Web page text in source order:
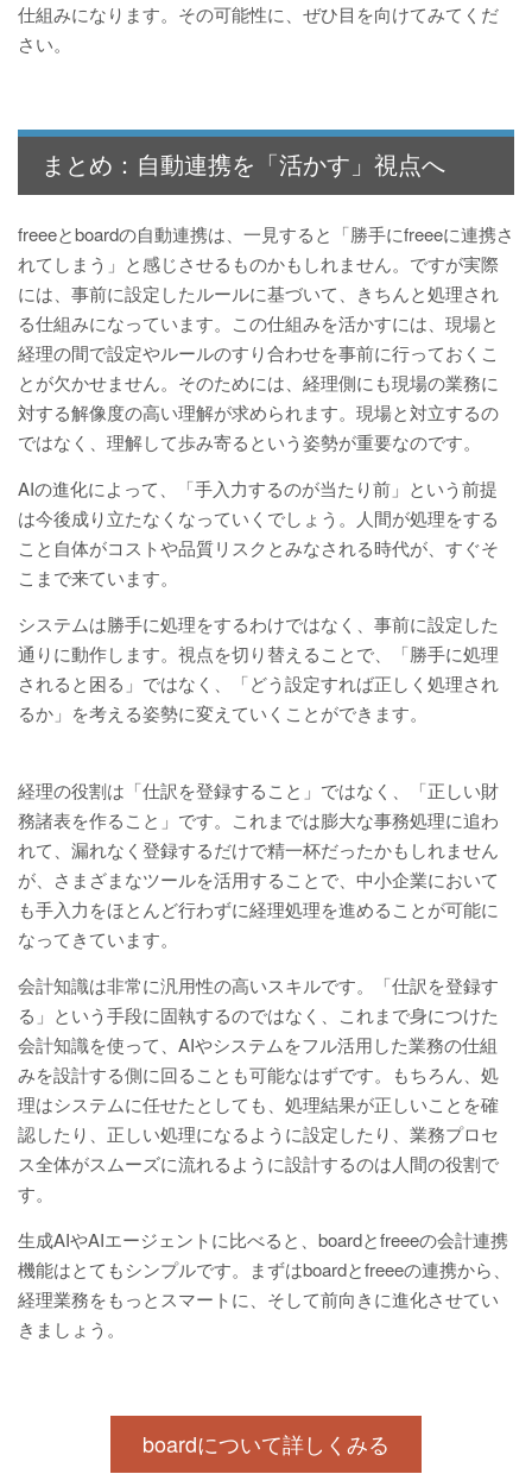
仕組みになります。その可能性に、ぜひ目を向けてみてくだ
さい。
まとめ：自動連携を「活かす」視点へ
freeeとboardの自動連携は、一見すると「勝手にfreeeに連携さ
れてしまう」と感じさせるものかもしれません。ですが実際
には、事前に設定したルールに基づいて、きちんと処理され
る仕組みになっています。この仕組みを活かすには、現場と
経理の間で設定やルールのすり合わせを事前に行っておくこ
とが欠かせません。そのためには、経理側にも現場の業務に
対する解像度の高い理解が求められます。現場と対立するの
ではなく、理解して歩み寄るという姿勢が重要なのです。
AIの進化によって、「手入力するのが当たり前」という前提
は今後成り立たなくなっていくでしょう。人間が処理をする
こと自体がコストや品質リスクとみなされる時代が、すぐそ
こまで来ています。
システムは勝手に処理をするわけではなく、事前に設定した
通りに動作します。視点を切り替えることで、「勝手に処理
されると困る」ではなく、「どう設定すれば正しく処理され
るか」を考える姿勢に変えていくことができます。
経理の役割は「仕訳を登録すること」ではなく、「正しい財
務諸表を作ること」です。これまでは膨大な事務処理に追わ
れて、漏れなく登録するだけで精一杯だったかもしれません
が、さまざまなツールを活用することで、中小企業において
も手入力をほとんど行わずに経理処理を進めることが可能に
なってきています。
会計知識は非常に汎用性の高いスキルです。「仕訳を登録す
る」という手段に固執するのではなく、これまで身につけた
会計知識を使って、AIやシステムをフル活用した業務の仕組
みを設計する側に回ることも可能なはずです。もちろん、処
理はシステムに任せたとしても、処理結果が正しいことを確
認したり、正しい処理になるように設定したり、業務プロセ
ス全体がスムーズに流れるように設計するのは人間の役割で
す。
生成AIやAIエージェントに比べると、boardとfreeeの会計連携
機能はとてもシンプルです。まずはboardとfreeeの連携から、
経理業務をもっとスマートに、そして前向きに進化させてい
きましょう。
boardについて詳しくみる